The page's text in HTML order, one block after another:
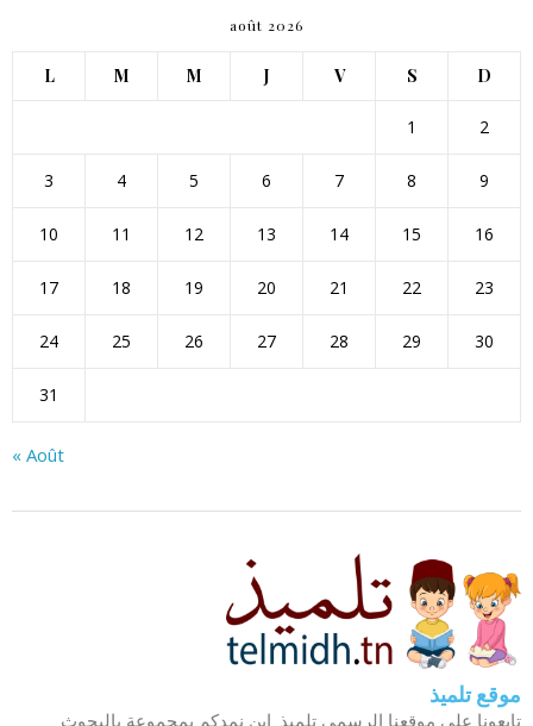
août 2026
L M M J V S D
1 2
3 4 5 6 7 8 9
10 11 12 13 14 15 16
17 18 19 20 21 22 23
24 25 26 27 28 29 30
31
« Août
موقع تلميذ
تابعونا على موقعنا الرسمي تلميذ. اين نمدكم بمجموعة بالبحوث